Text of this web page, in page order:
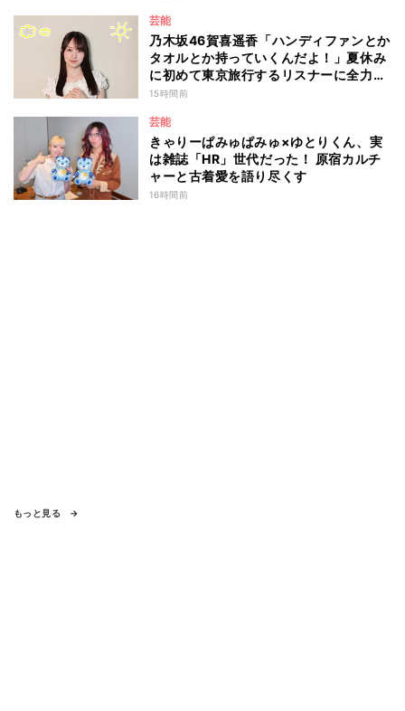
ん予防-』
芸能
乃木坂46賀喜遥香「ハンディファンとか
タオルとか持っていくんだよ！」夏休み
に初めて東京旅行するリスナーに全力ア
ドバイス！
15時間前
芸能
きゃりーぱみゅぱみゅ×ゆとりくん、実
は雑誌「HR」世代だった！ 原宿カルチ
ャーと古着愛を語り尽くす
16時間前
もっと見る